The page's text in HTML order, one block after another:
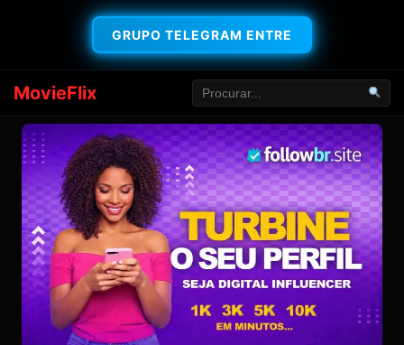
GRUPO TELEGRAM ENTRE
MovieFlix